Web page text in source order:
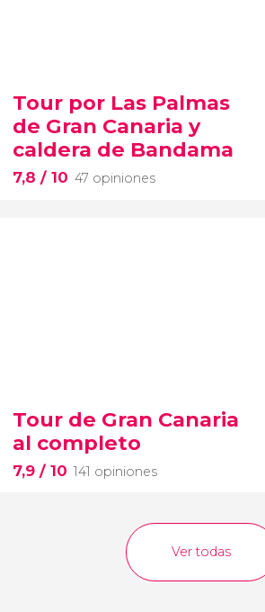
Tour por Las Palmas
de Gran Canaria y
caldera de Bandama
7,8 / 10 47 opiniones
Tour de Gran Canaria
al completo
7,9 / 10 141 opiniones
Ver todas